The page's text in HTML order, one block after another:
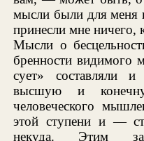
мысли были для
принесли мне ничего,
Мысли о
бренности видимого
сует» составляли
высшую и
человеческого
этой ступени и —
некуда. Этим